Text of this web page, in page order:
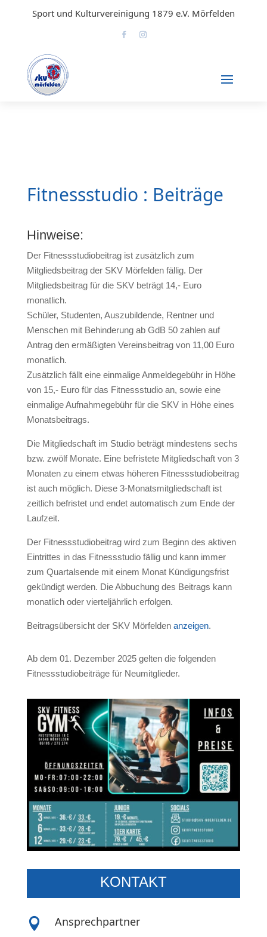
Sport und Kulturvereinigung 1879 e.V. Mörfelden
Fitnessstudio : Beiträge
Hinweise:
Der Fitnessstudiobeitrag ist zusätzlich zum
Mitgliedsbeitrag der SKV Mörfelden fällig. Der
Mitgliedsbeitrag für die SKV beträgt 14,- Euro
monatlich.
Schüler, Studenten, Auszubildende, Rentner und
Menschen mit Behinderung ab GdB 50 zahlen auf
Antrag den ermäßigten Vereinsbeitrag von 11,00 Euro
monatlich.
Zusätzlich fällt eine einmalige Anmeldegebühr in Höhe
von 15,- Euro für das Fitnessstudio an, sowie eine
einmalige Aufnahmegebühr für die SKV in Höhe eines
Monatsbeitrags.
Die Mitgliedschaft im Studio beträgt mindestens sechs
bzw. zwölf Monate. Eine befristete Mitgliedschaft von 3
Monaten zu einem etwas höheren Fitnessstudiobeitrag
ist auch möglich. Diese 3-Monatsmitgliedschaft ist
zeitlich befristet und endet automatisch zum Ende der
Laufzeit.
Der Fitnessstudiobeitrag wird zum Beginn des aktiven
Eintrittes in das Fitnessstudio fällig und kann immer
zum Quartalsende mit einem Monat Kündigungsfrist
gekündigt werden. Die Abbuchung des Beitrags kann
monatlich oder vierteljährlich erfolgen.
Beitragsübersicht der SKV Mörfelden anzeigen.
Ab dem 01. Dezember 2025 gelten die folgenden
Fitnessstudiobeiträge für Neumitglieder.
KONTAKT
 Ansprechpartner